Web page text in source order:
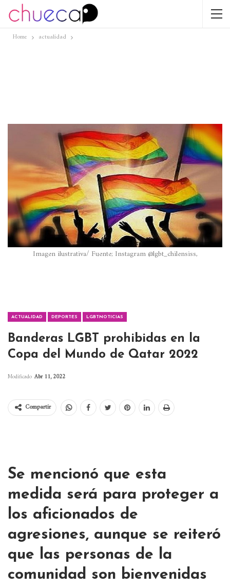
Home actualidad
Imagen ilustrativa/ Fuente; Instagram @lgbt_chilensiss,
ACTUALIDAD DEPORTES LGBTNOTICIAS
Banderas LGBT prohibidas en la
Copa del Mundo de Qatar 2022
Modificado Abr 11, 2022
Compartir
Se mencionó que esta
medida será para proteger a
los aficionados de
agresiones, aunque se reiteró
que las personas de la
comunidad son bienvenidas